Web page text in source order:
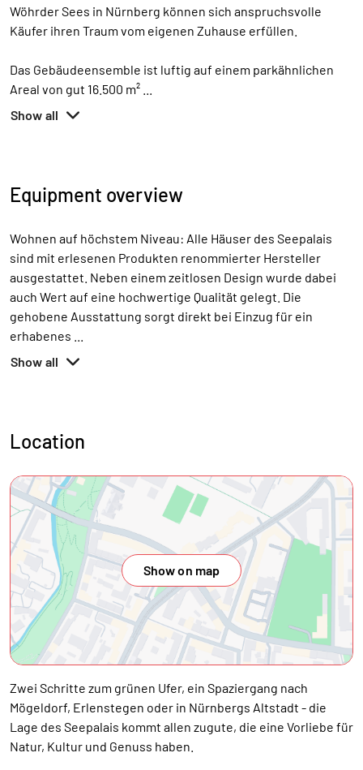
Wöhrder Sees in Nürnberg können sich anspruchsvolle
Käufer ihren Traum vom eigenen Zuhause erfüllen.
Das Gebäudeensemble ist luftig auf einem parkähnlichen
Areal von gut 16.500 m²
Show all
Equipment overview
Wohnen auf höchstem Niveau: Alle Häuser des Seepalais
sind mit erlesenen Produkten renommierter Hersteller
ausgestattet. Neben einem zeitlosen Design wurde dabei
auch Wert auf eine hochwertige Qualität gelegt. Die
gehobene Ausstattung sorgt direkt bei Einzug für ein
erhabenes
Show all
Location
Show on map
Zwei Schritte zum grünen Ufer, ein Spaziergang nach
Mögeldorf, Erlenstegen oder in Nürnbergs Altstadt - die
Lage des Seepalais kommt allen zugute, die eine Vorliebe für
Natur, Kultur und Genuss haben.